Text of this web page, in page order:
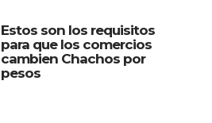
Estos son los requisitos
para que los comercios
cambien Chachos por
pesos